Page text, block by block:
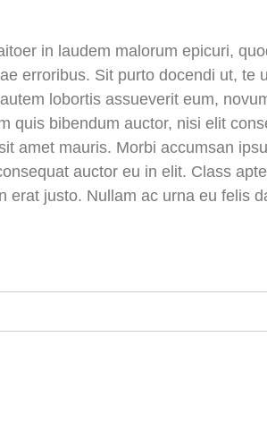
in laudem malorum epicuri,
erroribus. Sit purto docendi ut, te
lobortis assueverit eum,
quis bibendum auctor, nisi elit
amet mauris. Morbi accumsan
auctor eu in elit. Class
erat justo. Nullam ac urna eu felis